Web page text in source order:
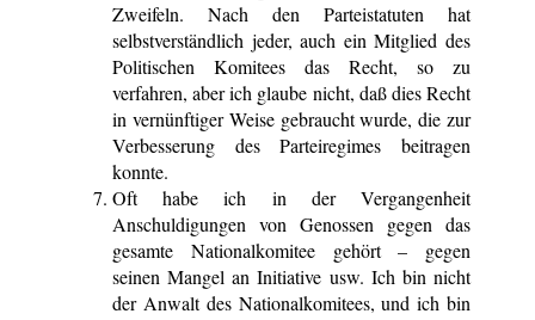
Zweifeln. Nach den Parteistatuten hat
selbstverständlich jeder, auch ein Mitglied des
Politischen Komitees das Recht, so zu
verfahren, aber ich glaube nicht, daß dies Recht
in vernünftiger Weise gebraucht wurde, die zur
Verbesserung des Parteiregimes beitragen
konnte.
Oft habe ich in der Vergangenheit
Anschuldigungen von Genossen gegen das
gesamte Nationalkomitee gehört – gegen
seinen Mangel an Initiative usw. Ich bin nicht
der Anwalt des Nationalkomitees, und ich bin